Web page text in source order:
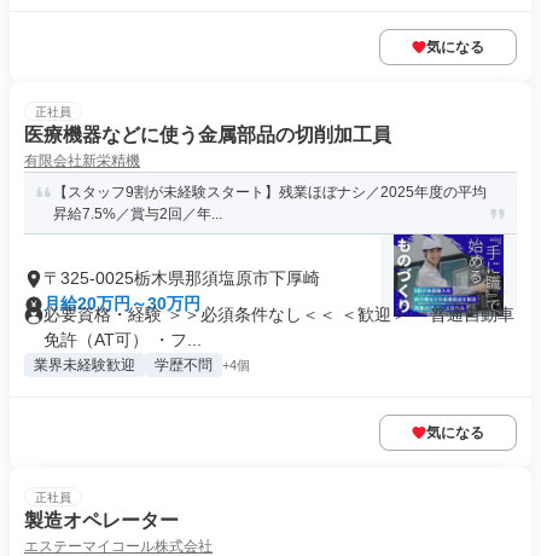
気になる
正社員
医療機器などに使う金属部品の切削加工員
有限会社新栄精機
【スタッフ9割が未経験スタート】残業ほぼナシ／2025年度の平均
昇給7.5%／賞与2回／年...
〒325-0025栃木県那須塩原市下厚崎
月給20万円～30万円
必要資格・経験 ＞＞必須条件なし＜＜ ＜歓迎＞ ・普通自動車
免許（AT可） ・フ...
業界未経験歓迎 学歴不問 +4個
気になる
正社員
製造オペレーター
エステーマイコール株式会社